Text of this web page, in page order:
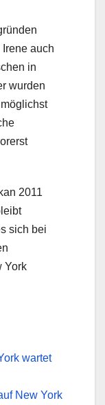
auch
in
wurden
2011
sich bei
York
wartet
New York